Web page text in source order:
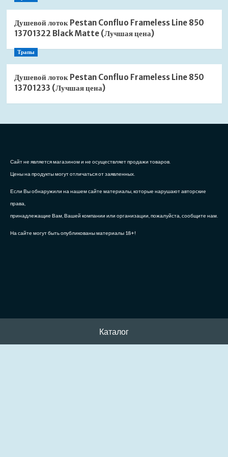
Душевой лоток Pestan Confluo Frameless Line 850
13701322 Black Matte (Лучшая цена)
Трапы
Душевой лоток Pestan Confluo Frameless Line 850
13701233 (Лучшая цена)
Сайт не является магазином и не осуществляет продажи товаров.
Цены на продукты могут отличаться от заявленных.
Если Вы обнаружили на нашем сайте материалы, которые нарушают авторские
права,
принадлежащие Вам, Вашей компании или организации, пожалуйста, сообщите нам.
На сайте могут быть опубликованы материалы 18+!
Каталог